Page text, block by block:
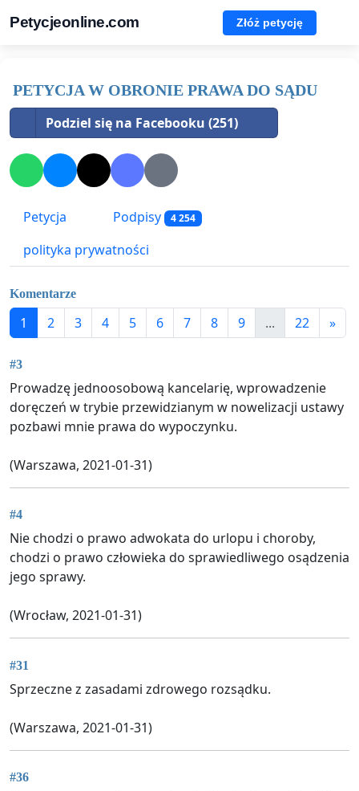
Petycjeonline.com Złóż petycję
PETYCJA W OBRONIE PRAWA DO SĄDU
Podziel się na Facebooku (251)
Petycja Podpisy 4 254
polityka prywatności
Komentarze
1 2 3 4 5 6 7 8 9 ... 22 »
#3
Prowadzę jednoosobową kancelarię, wprowadzenie
doręczeń w trybie przewidzianym w nowelizacji ustawy
pozbawi mnie prawa do wypoczynku.
(Warszawa, 2021-01-31)
#4
Nie chodzi o prawo adwokata do urlopu i choroby,
chodzi o prawo człowieka do sprawiedliwego osądzenia
jego sprawy.
(Wrocław, 2021-01-31)
#31
Sprzeczne z zasadami zdrowego rozsądku.
(Warszawa, 2021-01-31)
#36